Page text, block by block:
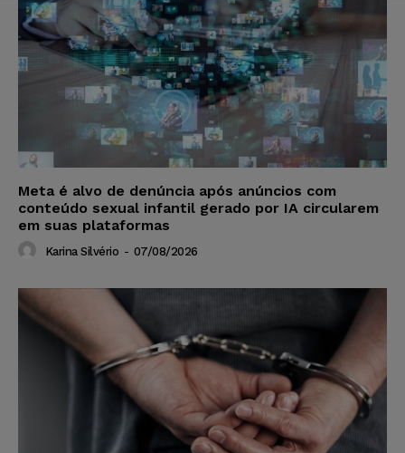
Meta é alvo de denúncia após anúncios com
conteúdo sexual infantil gerado por IA circularem
em suas plataformas
Karina Silvério - 07/08/2026